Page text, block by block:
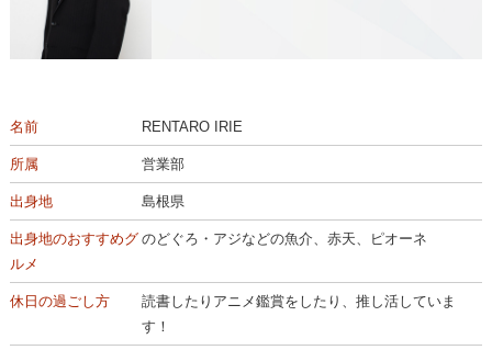
名前 RENTARO IRIE
所属 営業部
出身地 島根県
出身地のおすすめグ
ルメ
のどぐろ・アジなどの魚介、赤天、ピオーネ
休日の過ごし方
読書したりアニメ鑑賞をしたり、推し活していま
す！